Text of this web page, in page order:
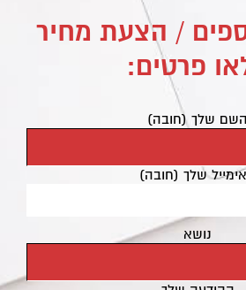
/ הצעת מחיר
פרטים:
השם שלך (חובה)
שלך (חובה)
נושא